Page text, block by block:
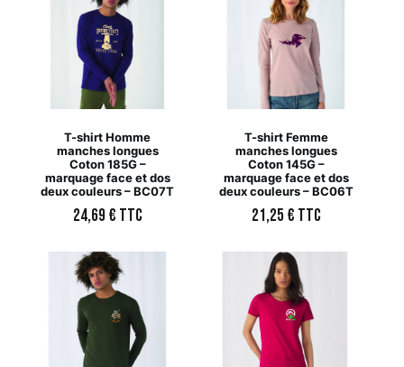
T-shirt Homme
manches longues
Coton 185G –
marquage face et dos
deux couleurs – BC07T
24,69€ TTC
T-shirt Femme
manches longues
Coton 145G –
marquage face et dos
deux couleurs – BC06T
21,25€ TTC